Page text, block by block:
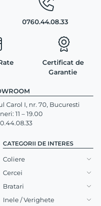
0760.44.08.33
Certificat de
Garantie
Carol I, nr. 70, Bucuresti
11 – 19.00
CATEGORII DE INTERES
Coliere
Cercei
Bratari
Inele / Verighete